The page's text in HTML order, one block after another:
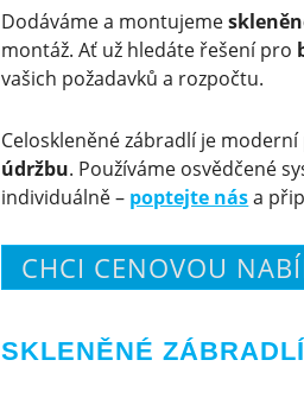
Dodáváme a montujeme
montáž. Ať už hledáte řešení pro
vašich požadavků a rozpočtu.
Celoskleněné zábradlí je
údržbu. Používáme osvědčené
individuálně – poptejte nása
CHCI CENOVOU
SKLENĚNÉ